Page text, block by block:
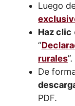
Luego
Haz clic
“
rurales”.
De
PDF.